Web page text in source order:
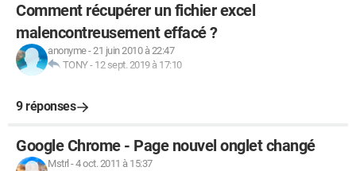
Comment récupérer un fichier excel
malencontreusement effacé ?
anonyme-21 juin 2010 à 22:47
TONY- 12 sept. 2019 à 17:10
9 réponses
Google Chrome - Page nouvel onglet changé
Mstrl -4 oct. 2011 à 15:37